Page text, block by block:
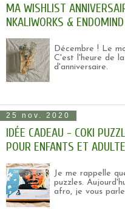
MA WISHLIST
NKALIWORKS & ENDOMIND
Décembre ! Le
C'est l'heure de
d'anniversaire.
25 nov. 2020
IDÉE CADEAU - COKI
POUR ENFANTS ET
Je me rappelle
puzzles.
afro, je vous